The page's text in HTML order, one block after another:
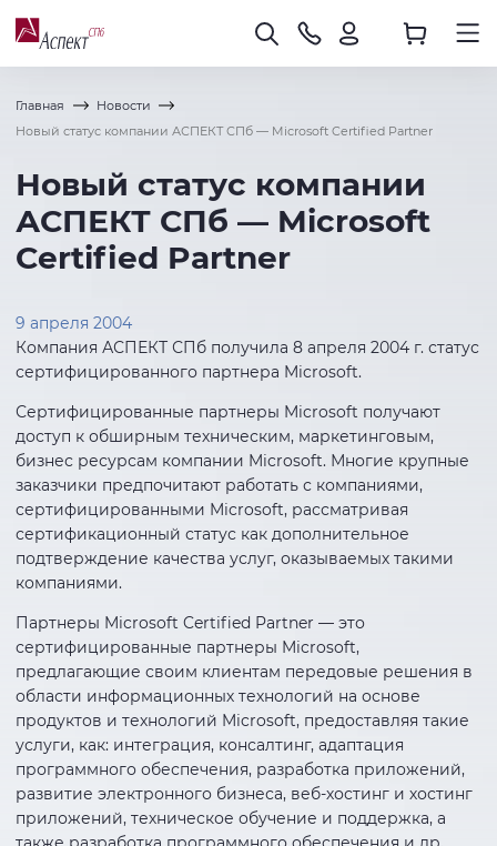
Главная
Новости
Новый статус компании АСПЕКТ СПб — Microsoft Certified Partner
Новый статус компании
АСПЕКТ СПб — Microsoft
Certified Partner
9 апреля 2004
Компания АСПЕКТ СПб получила 8 апреля 2004 г. статус
сертифицированного партнера Microsoft.
Сертифицированные партнеры Microsoft получают
доступ к обширным техническим, маркетинговым,
бизнес ресурсам компании Microsoft. Многие крупные
заказчики предпочитают работать с компаниями,
сертифицированными Microsoft, рассматривая
сертификационный статус как дополнительное
подтверждение качества услуг, оказываемых такими
компаниями.
Партнеры Microsoft Certified Partner — это
сертифицированные партнеры Microsoft,
предлагающие своим клиентам передовые решения в
области информационных технологий на основе
продуктов и технологий Microsoft, предоставляя такие
услуги, как: интеграция, консалтинг, адаптация
программного обеспечения, разработка приложений,
развитие электронного бизнеса, веб-хостинг и хостинг
приложений, техническое обучение и поддержка, а